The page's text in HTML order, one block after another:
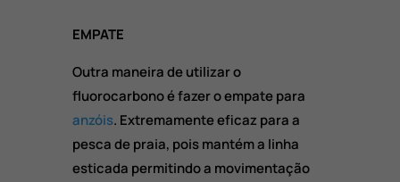
EMPATE
Outra maneira de utilizar o
fluorocarbono é fazer o empate para
anzóis. Extremamente eficaz para a
pesca de praia, pois mantém a linha
esticada permitindo a movimentação